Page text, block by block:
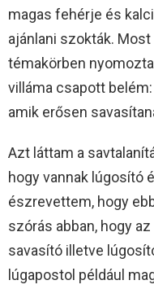
magas fehérje és
ajánlani szokták.
témakörben
villáma csapott
amik erősen
Azt láttam a
hogy vannak lúgosító
észrevettem, hogy
szórás abban, hogy
savasító illetve
lúgapostol például